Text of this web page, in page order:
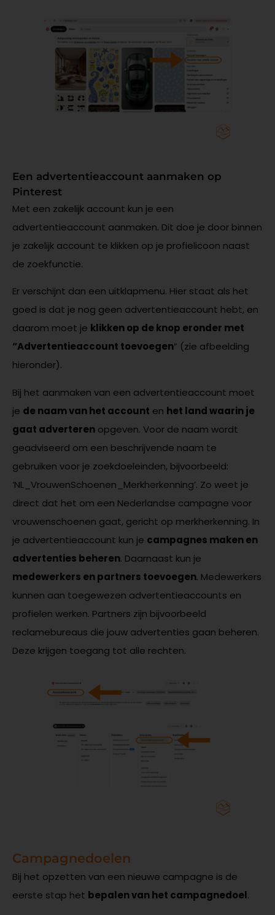
Een advertentieaccount aanmaken op
Pinterest
Met een zakelijk account kun je een
advertentieaccount aanmaken. Dit doe je door binnen
je zakelijk account te klikken op je profielicoon naast
de zoekfunctie.
Er verschijnt dan een uitklapmenu. Hier staat als het
goed is dat je nog geen advertentieaccount hebt, en
daarom moet je klikken op de knop eronder met
“Advertentieaccount toevoegen” (zie afbeelding
hieronder).
Bij het aanmaken van een advertentieaccount moet
je de naam van het account en het land waarin je
gaat adverteren opgeven. Voor de naam wordt
geadviseerd om een beschrijvende naam te
gebruiken voor je zoekdoeleinden, bijvoorbeeld:
‘NL_VrouwenSchoenen_Merkherkenning’. Zo weet je
direct dat het om een Nederlandse campagne voor
vrouwenschoenen gaat, gericht op merkherkenning. In
je advertentieaccount kun je campagnes maken en
advertenties beheren. Daarnaast kun je
medewerkers en partners toevoegen. Medewerkers
kunnen aan toegewezen advertentieaccounts en
profielen werken. Partners zijn bijvoorbeeld
reclamebureaus die jouw advertenties gaan beheren.
Deze krijgen toegang tot alle rechten.
Campagnedoelen
Bij het opzetten van een nieuwe campagne is de
eerste stap het bepalen van het campagnedoel.